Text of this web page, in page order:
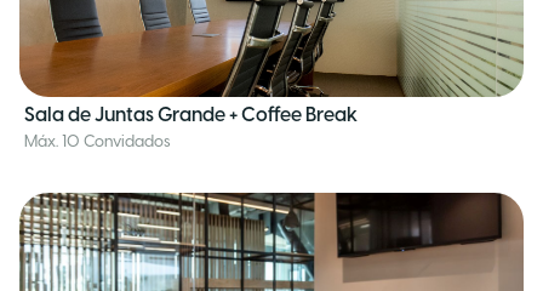
Sala de Juntas Grande + Coffee Break
Máx. 10 Convidados